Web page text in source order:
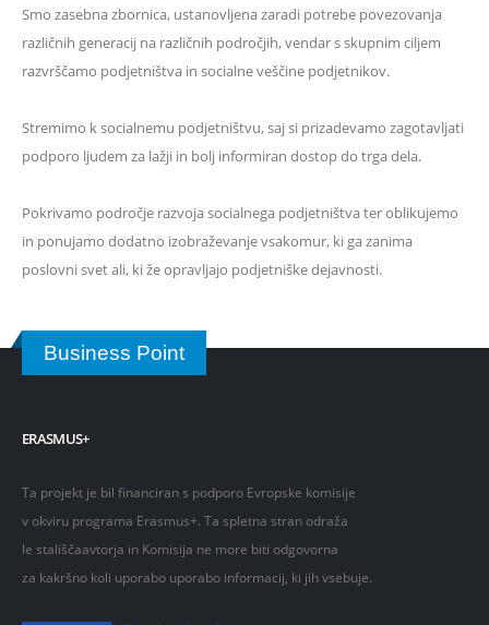
Smo zasebna zbornica, ustanovljena zaradi potrebe povezovanja
različnih generacij na različnih področjih, vendar s skupnim ciljem
razvrščamo podjetništva in socialne veščine podjetnikov.
Stremimo k socialnemu podjetništvu, saj si prizadevamo zagotavljati
podporo ljudem za lažji in bolj informiran dostop do trga dela.
Pokrivamo področje razvoja socialnega podjetništva ter oblikujemo
in ponujamo dodatno izobraževanje vsakomur, ki ga zanima
poslovni svet ali, ki že opravljajo podjetniške dejavnosti.
Business Point
ERASMUS+
Ta projekt je bil financiran s podporo Evropske komisije
v okviru programa Erasmus+. Ta spletna stran odraža
le stališčaavtorja in Komisija ne more biti odgovorna
za kakršno koli uporabo uporabo informacij, ki jih vsebuje.